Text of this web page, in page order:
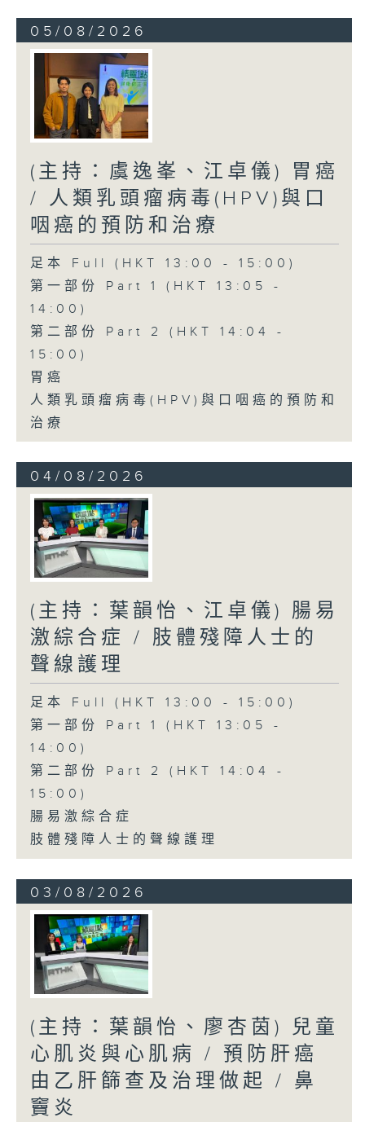
05/08/2026
(主持：虞逸峯、江卓儀) 胃癌
/ 人類乳頭瘤病毒(HPV)與口
咽癌的預防和治療
足本 Full (HKT 13:00 - 15:00)
第一部份 Part 1 (HKT 13:05 -
14:00)
第二部份 Part 2 (HKT 14:04 -
15:00)
胃癌
人類乳頭瘤病毒(HPV)與口咽癌的預防和
治療
04/08/2026
(主持：葉韻怡、江卓儀) 腸易
激綜合症 / 肢體殘障人士的
聲線護理
足本 Full (HKT 13:00 - 15:00)
第一部份 Part 1 (HKT 13:05 -
14:00)
第二部份 Part 2 (HKT 14:04 -
15:00)
腸易激綜合症
肢體殘障人士的聲線護理
03/08/2026
(主持：葉韻怡、廖杏茵) 兒童
心肌炎與心肌病 / 預防肝癌
由乙肝篩查及治理做起 / 鼻
竇炎